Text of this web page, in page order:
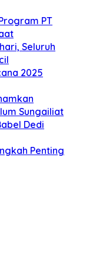
PT
Seluruh
2025
Sungailiat
Dedi
Penting